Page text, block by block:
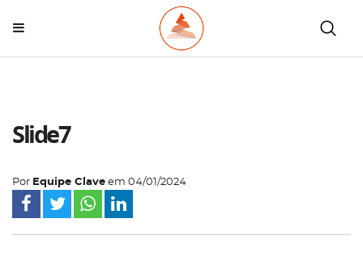
Slide7
Por Equipe Clave em 04/01/2024